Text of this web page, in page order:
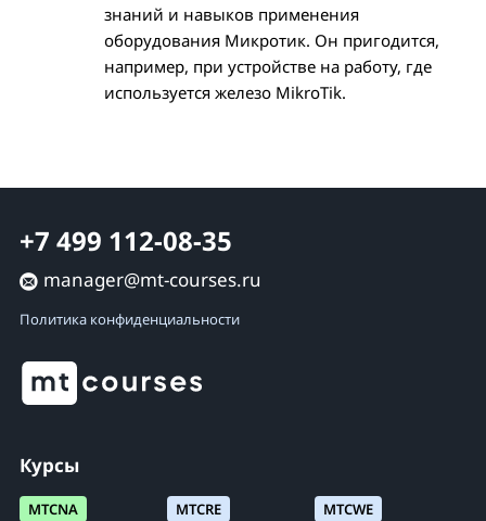
знаний и навыков применения
оборудования Микротик. Он пригодится,
например, при устройстве на работу, где
используется железо MikroTik.
+7 499 112-08-35
manager@mt-courses.ru
Политика конфиденциальности
Курсы
MTCNA MTCRE
MTCWE